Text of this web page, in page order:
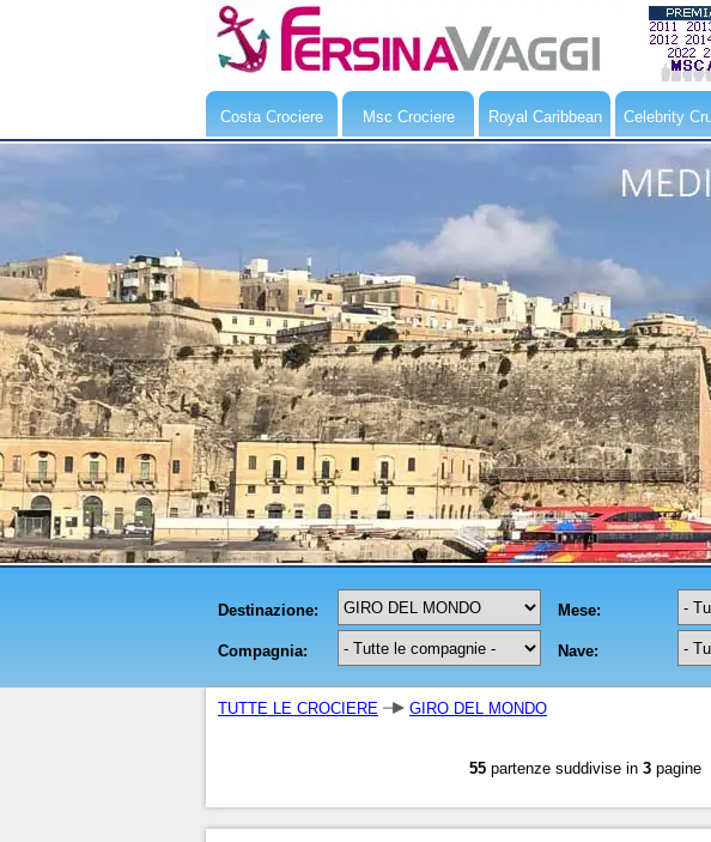
Costa Crociere Msc Crociere Royal Caribbean Celebrity
TUTTE LE CROCIERE GIRO DEL MONDO
55 partenze suddivise in 3 pagine